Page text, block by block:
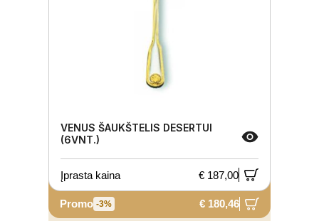
VENUS ŠAUKŠTELIS DESERTUI
(6VNT.)
Įprasta kaina € 187,00
Promo -3% € 180,46